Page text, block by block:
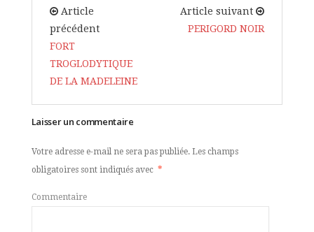
Article
précédent
FORT
TROGLODYTIQUE
DE LA MADELEINE
Article suivant
PERIGORD NOIR
Laisser un commentaire
Votre adresse e-mail ne sera pas publiée.Les champs
obligatoires sont indiqués avec *
Commentaire